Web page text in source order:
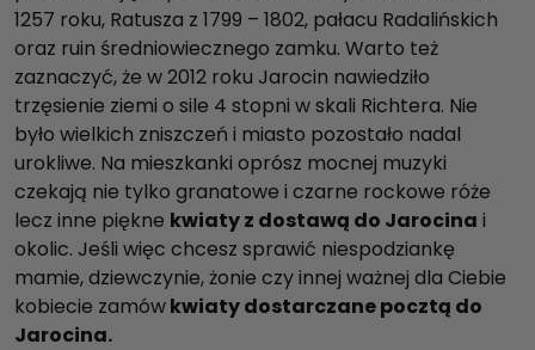
1257 roku, Ratusza z 1799 – 1802, pałacu Radalińskich
oraz ruin średniowiecznego zamku. Warto też
zaznaczyć, że w 2012 roku Jarocin nawiedziło
trzęsienie ziemi o sile 4 stopni w skali Richtera. Nie
było wielkich zniszczeń i miasto pozostało nadal
urokliwe. Na mieszkanki oprósz mocnej muzyki
czekają nie tylko granatowe i czarne rockowe róże
lecz inne piękne kwiaty z dostawą do Jarocina i
okolic. Jeśli więc chcesz sprawić niespodziankę
mamie, dziewczynie, żonie czy innej ważnej dla Ciebie
kobiecie zamówkwiaty dostarczane pocztą do
Jarocina.